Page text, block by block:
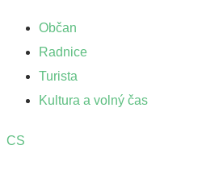
Občan
Radnice
Turista
Kultura a volný čas
CS